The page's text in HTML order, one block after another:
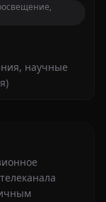
научные